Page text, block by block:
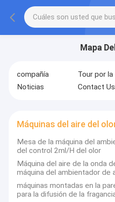
Mapa
compañía Tour por
Noticias
Contact Us
Máquinas del aire del
Mesa de la máquina del
del control 2ml/H del olor
Máquina del aire de la onda
máquina del ambientador de
máquinas montadas en la
para la difusión de la